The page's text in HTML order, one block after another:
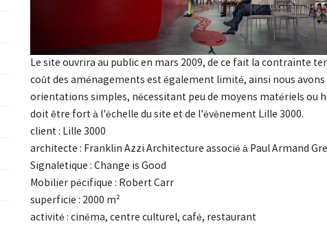
Le site ouvrira au public en mars 2009, de ce fait la contrainte
coût des aménagements est également limité, ainsi nous
orientations simples, nécessitant peu de moyens matériels ou
doit être fort à l'échelle du site et de l'évènement Lille 3000.
client : Lille 3000
architecte : Franklin Azzi Architecture associé à Paul Armand
Signaletique : Change is Good
Mobilier pécifique : Robert Carr
superficie : 2000 m²
activité : cinéma, centre culturel, café, restaurant